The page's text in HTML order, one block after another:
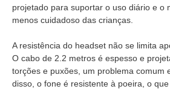
projetado para suportar o uso diário e o
menos cuidadoso das crianças.
A resistência do headset não se limita
O cabo de 2.2 metros é espesso e
torções e puxões, um problema comum
disso, o fone é resistente à poeira, o